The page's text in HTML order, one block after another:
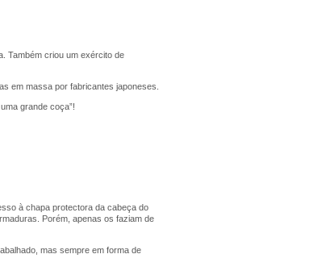
Também criou um exército de
em massa por fabricantes japoneses.
grande coça”!
à chapa protectora da cabeça do
Porém, apenas os faziam de
mas sempre em forma de